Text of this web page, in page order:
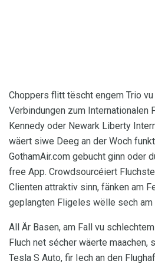
Choppers flitt tëscht engem Trio
Verbindungen zum Internationalen
Kennedy oder Newark Liberty
wäert siwe Deeg an der Woch
GothamAir.com gebucht ginn oder
free App. Crowdsourcéiert
Clienten attraktiv sinn, fänken am
geplangten Fligeles wëlle sech
All Är Basen, am Fall vu
Fluch net sécher wäerte maachen,
Tesla S Auto, fir Iech an den